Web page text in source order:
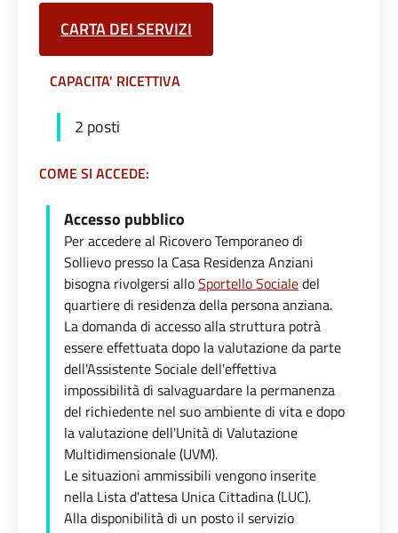
CARTA DEI SERVIZI
CAPACITA' RICETTIVA
2 posti
COME SI ACCEDE:
Accesso pubblico
Per accedere al Ricovero Temporaneo di
Sollievo presso la Casa Residenza Anziani
bisogna rivolgersi alloSportello Socialedel
quartiere di residenza della persona anziana.
La domanda di accesso alla struttura potrà
essere effettuata dopo la valutazione da parte
dell'Assistente Sociale dell'effettiva
impossibilità di salvaguardare la permanenza
del richiedente nel suo ambiente di vita e dopo
la valutazione dell'Unità di Valutazione
Multidimensionale (UVM).
Le situazioni ammissibili vengono inserite
nella Lista d'attesa Unica Cittadina (LUC).
Alla disponibilità di un posto il servizio